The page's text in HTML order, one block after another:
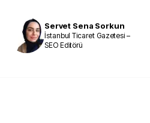
Servet Sena Sorkun
İstanbul Ticaret Gazetesi –
SEO Editörü